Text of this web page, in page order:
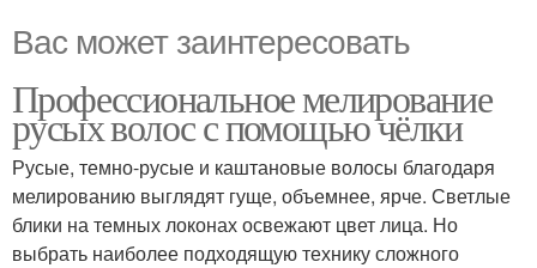
Вас может заинтересовать
Профессиональное мелирование
русых волос с помощью чёлки
Русые, темно-русые и каштановые волосы благодаря
мелированию выглядят гуще, объемнее, ярче. Светлые
блики на темных локонах освежают цвет лица. Но
выбрать наиболее подходящую технику сложного